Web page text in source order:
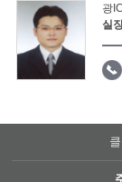
광
실